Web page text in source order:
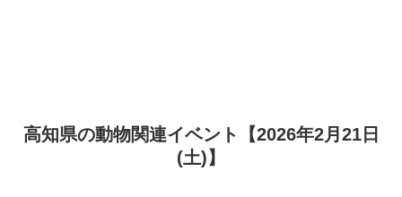
高知県の動物関連イベント【2026年2月21日
(土)】